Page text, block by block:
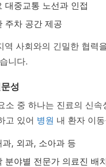
대중교통 노선과 인접
주차 공간 제공
역 사회와의 긴밀한 협력
니다.
성
소 중 하나는 진료의 신
고 있어 병원 내 환자 이
과, 외과, 소아과 등
분야별 전문가 의료진 배치